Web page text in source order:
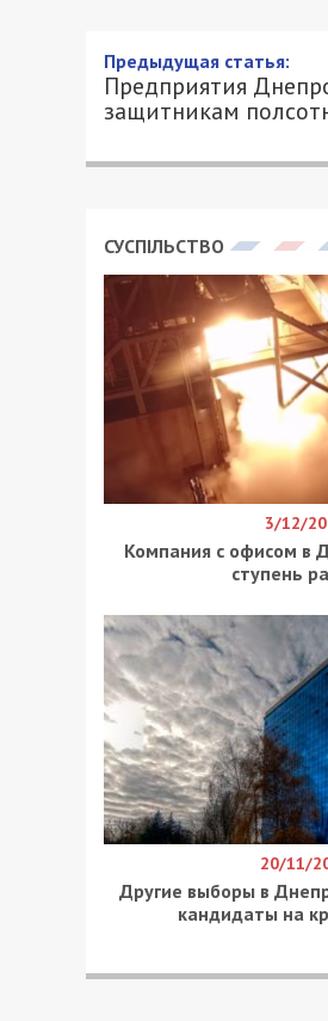
полсотни
23/03/2022 - 2:01
предприятия
Об этомсообщилив
«Техника
что совсем